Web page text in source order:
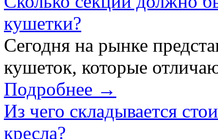
кушетки?
Сегодня на рынке
кушеток, которые
Подробнее →
Из чего складывается
кресла?